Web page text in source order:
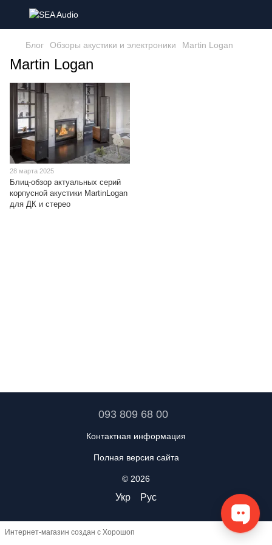
Блог Обзоры акустики и электроники Martin Logan
Martin Logan
28 марта 2025
Блиц-обзор актуальных серий
корпусной акустики MartinLogan
для ДК и стерео
093 809 68 00
Контактная информация
Полная версия сайта
© 2026
Укр Рус
Интернет-магазин создан с Хорошоп